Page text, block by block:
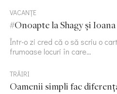
VACANȚE
#Onoapte la Shagy și
Într-o zi cred că o să scriu o
frumoase locuri în care…
TRĂIRI
Oamenii simpli fac